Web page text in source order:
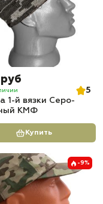
5
1-й вязки Серо-
КМФ
Купить
-9%